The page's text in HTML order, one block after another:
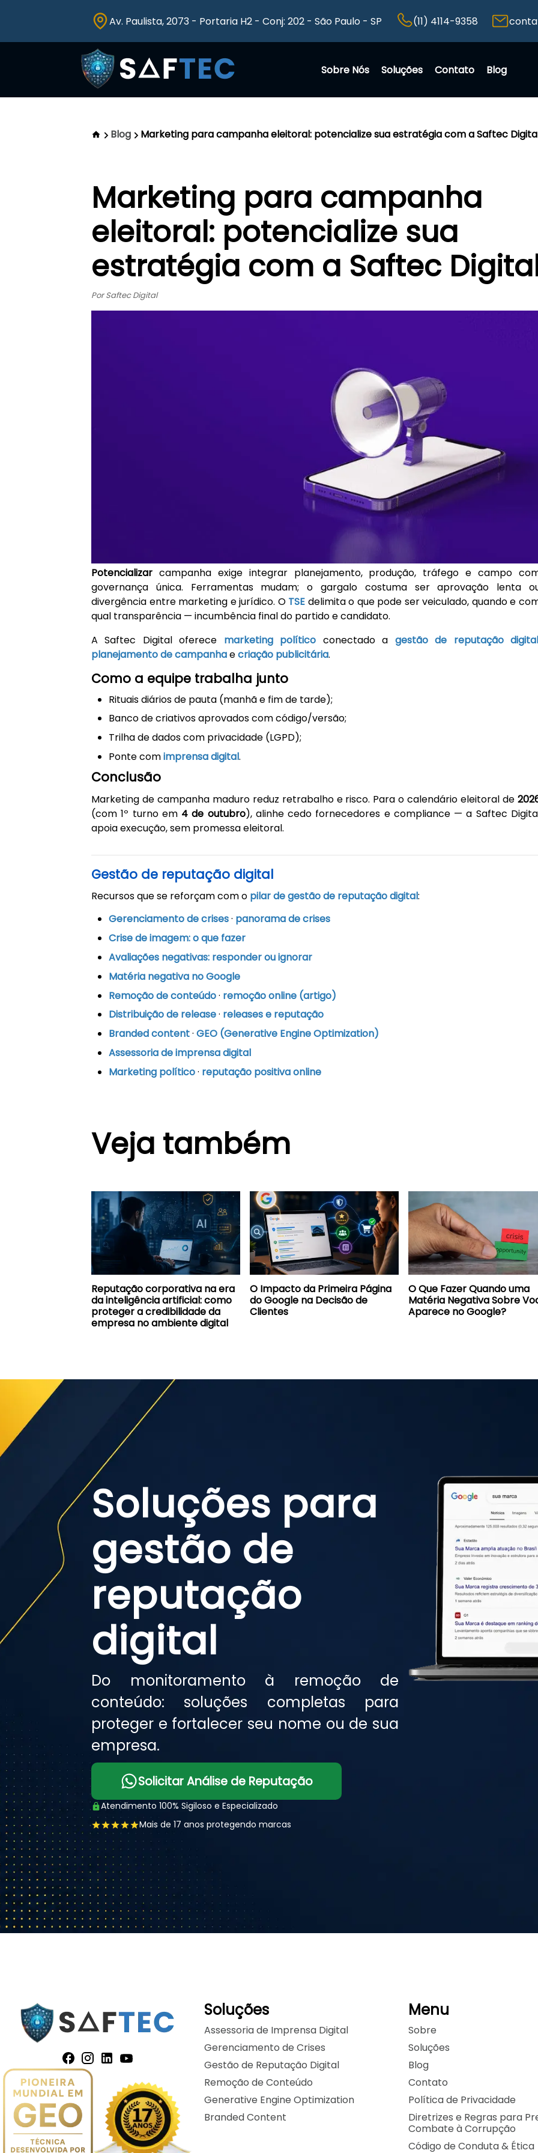
Av. Paulista, 2073 - Portaria H2 - Conj: 202 - São Paulo - SP (11) 4114-9358
Sobre Nós Soluções Contato Blog
Blog Marketing para campanha eleitoral: potencialize sua estratégia com a Saftec
Marketing para campanha
eleitoral: potencialize sua
estratégia com a Saftec
Por Saftec Digital
Potencializar campanha exige integrar planejamento, produção, tráfego e campo
governança única. Ferramentas mudam; o gargalo costuma ser aprovação lenta
divergência entre marketing e jurídico. O TSE delimita o que pode ser veiculado, quando e
qual transparência — incumbência final do partido e candidato.
A Saftec Digital oferece marketing político conectado a gestão de reputação
planejamento de campanhaecriação publicitária.
Como a equipe trabalha junto
Rituais diários de pauta (manhã e fim de tarde);
Banco de criativos aprovados com código/versão;
Trilha de dados com privacidade (LGPD);
Ponte comimprensa digital.
Conclusão
Marketing de campanha maduro reduz retrabalho e risco. Para o calendário eleitoral de
(com 1º turno em 4 de outubro), alinhe cedo fornecedores e compliance — a Saftec
apoia execução, sem promessa eleitoral.
Gestão de reputação digital
Recursos que se reforçam com o pilar de gestão de reputação digital:
Gerenciamento de crises· panorama de crises
Crise de imagem: o que fazer
Avaliações negativas: responder ou ignorar
Matéria negativa no Google
Remoção de conteúdo· remoção online (artigo)
Distribuição de release· releases e reputação
Branded content· GEO (Generative Engine Optimization)
Assessoria de imprensa digital
Marketing político· reputação positiva online
Veja também
Reputação corporativa na era
da inteligência artificial: como
proteger a credibilidade da
empresa no ambiente digital
O Impacto da Primeira Página
do Google na Decisão de
Clientes
O Que Fazer Quando uma
Matéria Negativa Sobre
Aparece no Google?
Soluções para
gestão de
reputação
digital
Do monitoramento à remoção de
conteúdo: soluções completas para
proteger e fortalecer seu nome ou de sua
empresa.
Solicitar Análise de Reputação
Atendimento 100% Sigiloso e Especializado
Mais de 17 anos protegendo marcas
Soluções
Assessoria de Imprensa Digital
Gerenciamento de Crises
Gestão de Reputação Digital
Remoção de Conteúdo
Generative Engine Optimization
Branded Content
Menu
Sobre
Soluções
Blog
Contato
Política de Privacidade
Diretrizes e Regras para
Combate à Corrupção
Código de Conduta & Ética